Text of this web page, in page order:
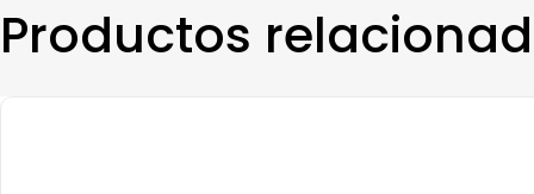
Productos